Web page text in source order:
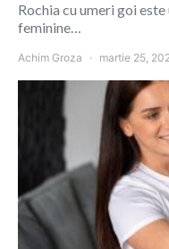
Rochia cu umeri goi
feminine…
Achim Groza martie 25,